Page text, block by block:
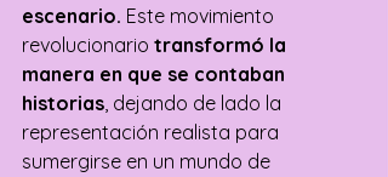
escenario. Este movimiento
revolucionario transformó la
manera en que se contaban
historias, dejando de lado la
representación realista para
sumergirse en un mundo de